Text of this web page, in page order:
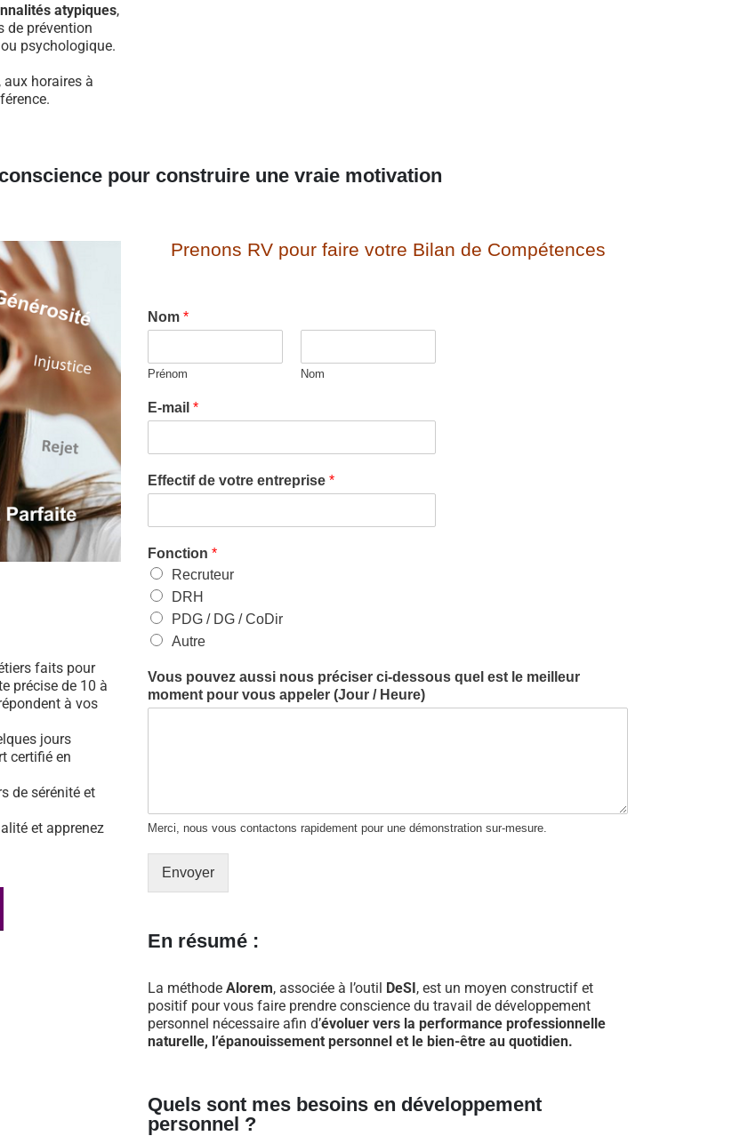
atypiques,
de prévention
psychologique.
aux horaires à
pour construire une vraie motivation
faits pour
précise de 10 à
à vos
jours
certifié en
de sérénité et
et apprenez
Prenons RV pour faire votre Bilan de Compétences
Nom *
Prénom Nom
E-mail *
Effectif de votre entreprise *
Fonction *
Recruteur
DRH
PDG / DG / CoDir
Autre
Vous pouvez aussi nous préciser ci-dessous quel est le meilleur
moment pour vous appeler (Jour / Heure)
Merci, nous vous contactons rapidement pour une démonstration sur-mesure.
Envoyer
En résumé :
La méthode Alorem, associée à l’outil DeSI, est un moyen constructif et
positif pour vous faire prendre conscience du travail de développement
personnel nécessaire afin d’évoluer vers la performance professionnelle
naturelle, l’épanouissement personnel et le bien-être au quotidien.
Quels sont mes besoins en développement
personnel ?